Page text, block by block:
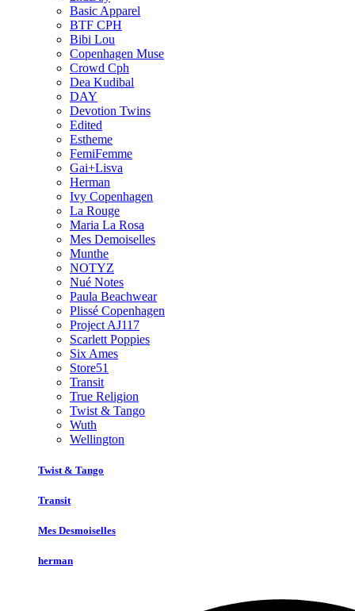
Basic Apparel
BTF CPH
Bibi Lou
Copenhagen Muse
Crowd Cph
Dea Kudibal
DAY
Devotion Twins
Edited
Estheme
FemiFemme
Gai+Lisva
Herman
Ivy Copenhagen
La Rouge
Maria La Rosa
Mes Demoiselles
Munthe
NOTYZ
Nué Notes
Paula Beachwear
Plissé Copenhagen
Project AJ117
Scarlett Poppies
Six Ames
Store51
Transit
True Religion
Twist & Tango
Wuth
Wellington
Twist & Tango
Transit
Mes Desmoiselles
herman